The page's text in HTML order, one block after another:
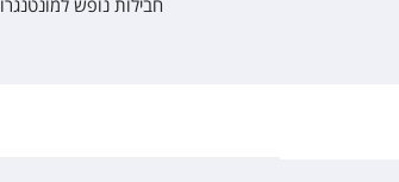
חבילות נופש למונטנגרו